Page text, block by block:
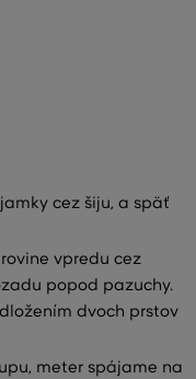
cez šiju, a späť
vpredu cez
popod pazuchy.
dvoch prstov
meter spájame na